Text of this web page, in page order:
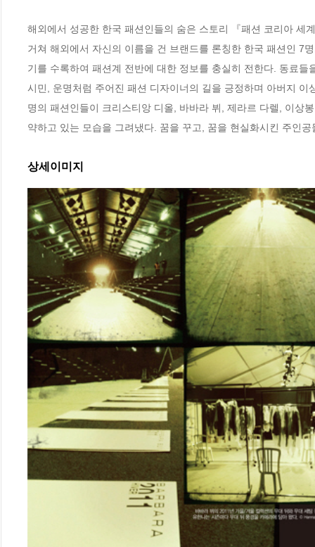
해외에서 성공한 한국 패션인들의 숨은 스토리 『패션 코리아 세
거쳐 해외에서 자신의 이름을 건 브랜드를 론칭한 한국 패션인 7
기를 수록하여 패션계 전반에 대한 정보를 충실히 전한다. 동료
시민, 운명처럼 주어진 패션 디자이너의 길을 긍정하며 아버지
명의 패션인들이 크리스티앙 디올, 바바라 뷔, 제라르 다렐, 이상
약하고 있는 모습을 그려냈다. 꿈을 꾸고, 꿈을 현실화시킨 주인
상세이미지